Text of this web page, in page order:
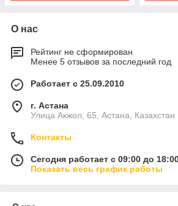
О нас
Рейтинг не сформирован
Менее 5 отзывов за последний год
Работает с 25.09.2010
г. Астана
Улица Акжол, 65, Астана, Казахстан
Контакты
Сегодня работает с 09:00 до
Показать весь график работы